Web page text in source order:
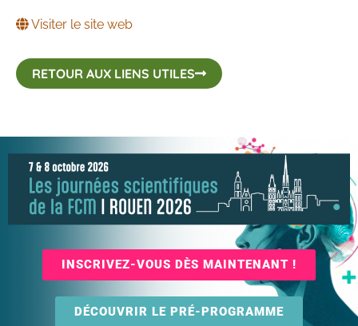
Visiter le site web
RETOUR AUX LIENS UTILES
INSCRIVEZ-VOUS DÈS MAINTENANT !
DÉCOUVRIR LE PRÉ-PROGRAMME